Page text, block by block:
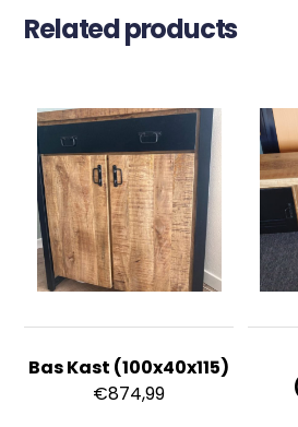
Related products
Bas Kast (100x40x115)
€874,99